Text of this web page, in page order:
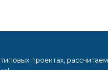
проектах, рассчитаем